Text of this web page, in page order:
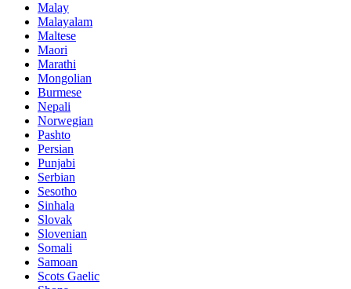
Malay
Malayalam
Maltese
Maori
Marathi
Mongolian
Burmese
Nepali
Norwegian
Pashto
Persian
Punjabi
Serbian
Sesotho
Sinhala
Slovak
Slovenian
Somali
Samoan
Scots Gaelic